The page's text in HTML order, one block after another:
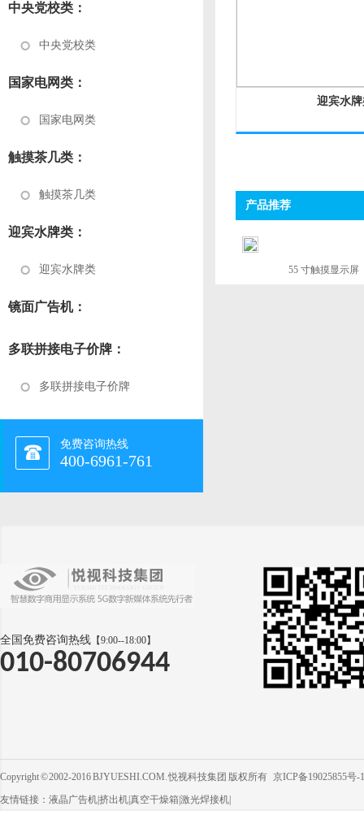
中央党校类：
中央党校类
国家电网类：
国家电网类
触摸茶几类：
触摸茶几类
迎宾水牌类：
迎宾水牌类
镜面广告机：
多联拼接电子价牌：
多联拼接电子价牌
免费咨询热线
400-6961-761
迎宾水
产品推荐
55 寸触摸显示屏
全国免费咨询热线 【9:00--18:00】
010-80706944
Copyright © 2002-2016 BJYUESHI.COM. 悦视科技集团 版权所有 京ICP备19025855号-1
友情链接： 液晶广告机挤出机真空干燥箱 激光焊接机